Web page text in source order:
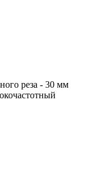
реза - 30 мм